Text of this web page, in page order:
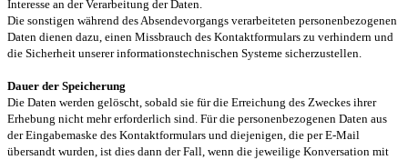
Interesse an der Verarbeitung der Daten.
Die sonstigen während des Absendevorgangs verarbeiteten personenbezogenen
Daten dienen dazu, einen Missbrauch des Kontaktformulars zu verhindern und
die Sicherheit unserer informationstechnischen Systeme sicherzustellen.
Dauer der Speicherung
Die Daten werden gelöscht, sobald sie für die Erreichung des Zweckes ihrer
Erhebung nicht mehr erforderlich sind. Für die personenbezogenen Daten aus
der Eingabemaske des Kontaktformulars und diejenigen, die per E-Mail
übersandt wurden, ist dies dann der Fall, wenn die jeweilige Konversation mit